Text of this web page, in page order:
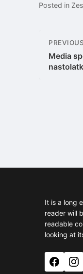
Posted in
Media
It is a long
reader will
readable
looking at